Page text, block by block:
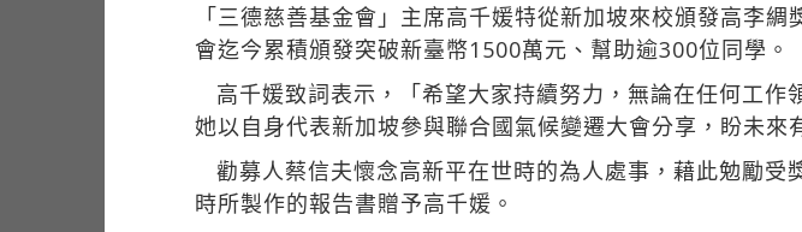
「三德慈善基金會」主席高千媛特從新加坡來校頒發高李
會迄今累積頒發突破新臺幣1500萬元、幫助逾300位同學。
高千媛致詞表示，「希望大家持續努力，無論在任何工作
她以自身代表新加坡參與聯合國氣候變遷大會分享，盼未來
勸募人蔡信夫懷念高新平在世時的為人處事，藉此勉勵
時所製作的報告書贈予高千媛。